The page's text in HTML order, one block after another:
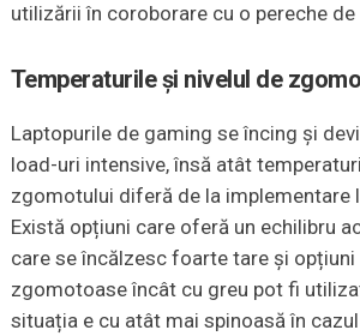
utilizării în coroborare cu o pereche
Temperaturile și nivelul de
Laptopurile de gaming se încing și
load-uri intensive, însă atât
zgomotului diferă de la implementare
Există opțiuni care oferă un echilibru
care se încălzesc foarte tare și
zgomotoase încât cu greu pot fi
situația e cu atât mai spinoasă în